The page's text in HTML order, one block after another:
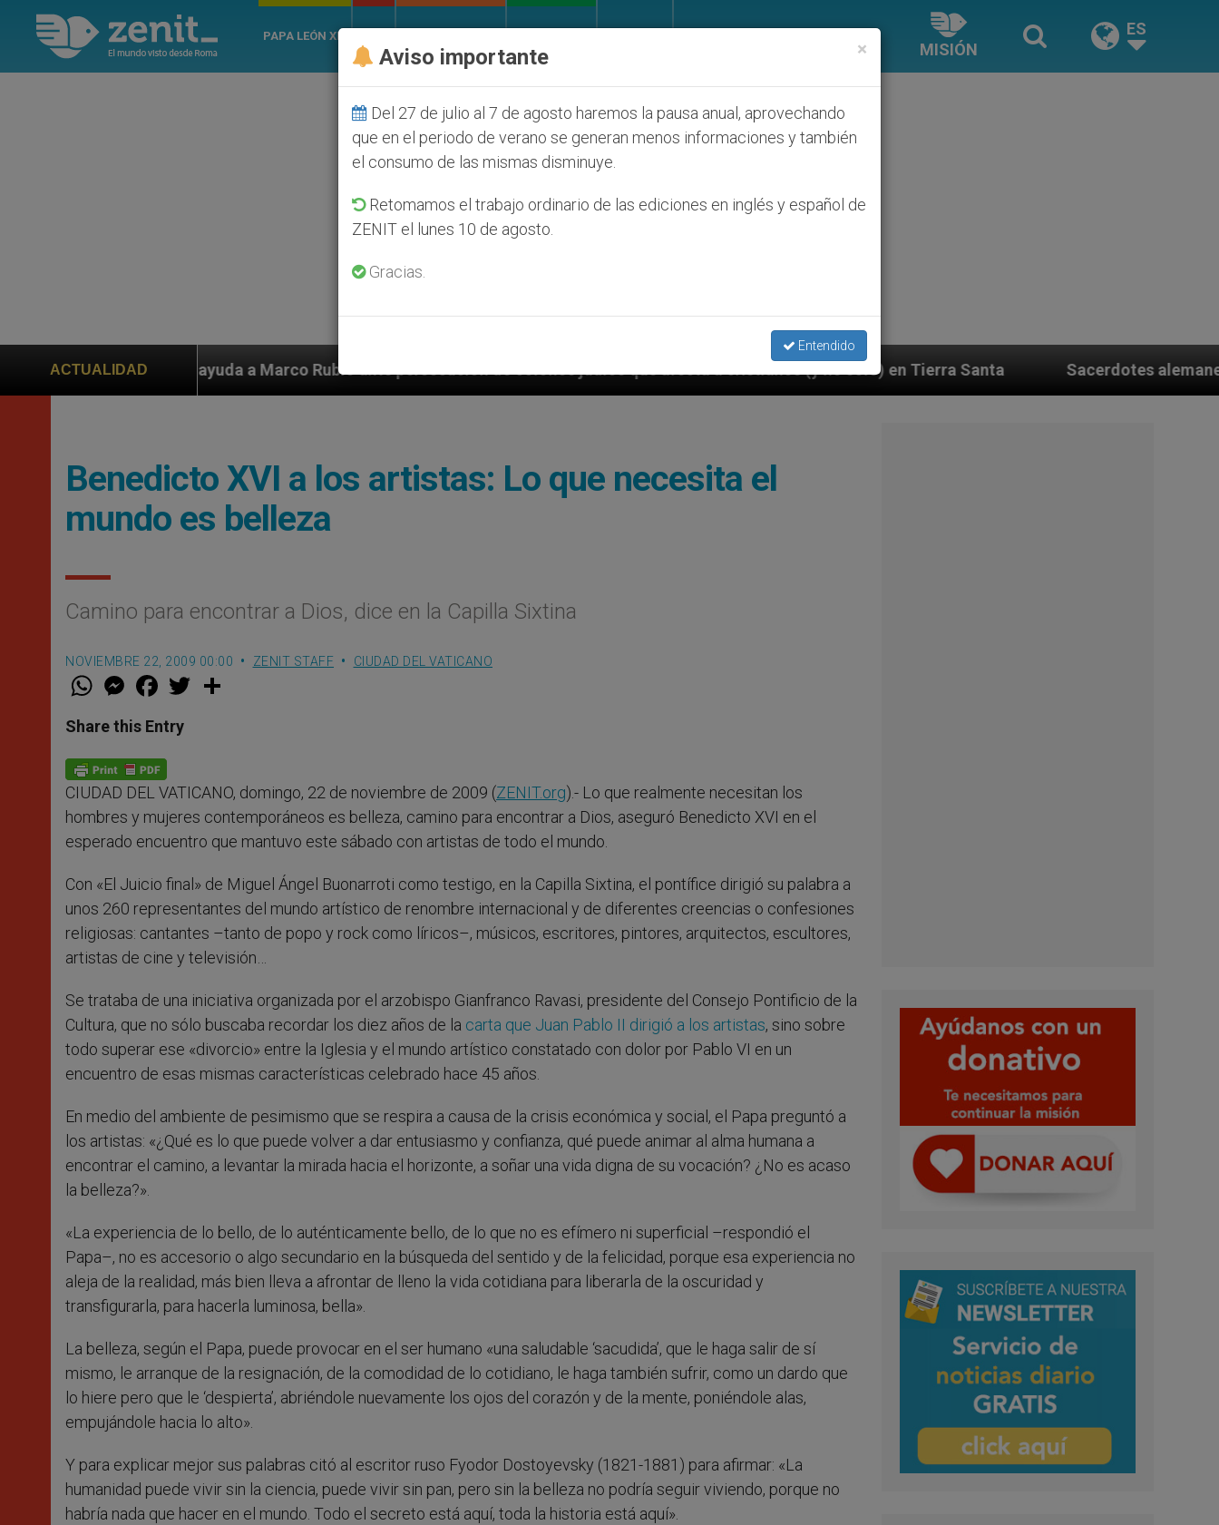
PAPA LEÓN XIV
MISIÓN
ES
ACTUALIDAD
ayuda a Marco Rubio ante persecución de colonos judíos que afecta a cristianos (y no sólo) en Tierra Santa Sacerdotes alemanes fieles al Papa
Benedicto XVI a los artistas: Lo que necesita el
mundo es belleza
Camino para encontrar a Dios, dice en la Capilla Sixtina
NOVIEMBRE 22, 2009 00:00 ZENIT STAFF CIUDAD DEL VATICANO
W
t
s
p
p
M
e
s
e
g
e
r
F
a
e
b
o
k
w
Share this Entry
CIUDAD DEL VATICANO, domingo, 22 de noviembre de 2009 (ZENIT.org).- Lo que realmente necesitan los
hombres y mujeres contemporáneos es belleza, camino para encontrar a Dios, aseguró Benedicto XVI en el
esperado encuentro que mantuvo este sábado con artistas de todo el mundo.
Con «El Juicio final» de Miguel Ángel Buonarroti como testigo, en la Capilla Sixtina, el pontífice dirigió su palabra a
unos 260 representantes del mundo artístico de renombre internacional y de diferentes creencias o confesiones
religiosas: cantantes –tanto de popo y rock como líricos–, músicos, escritores, pintores, arquitectos, escultores,
artistas de cine y televisión…
Se trataba de una iniciativa organizada por el arzobispo Gianfranco Ravasi, presidente del Consejo Pontificio de la
Cultura, que no sólo buscaba recordar los diez años de la carta que Juan Pablo II dirigió a los artistas, sino sobre
todo superar ese «divorcio» entre la Iglesia y el mundo artístico constatado con dolor por Pablo VI en un
encuentro de esas mismas características celebrado hace 45 años.
En medio del ambiente de pesimismo que se respira a causa de la crisis económica y social, el Papa preguntó a
los artistas: «¿Qué es lo que puede volver a dar entusiasmo y confianza, qué puede animar al alma humana a
encontrar el camino, a levantar la mirada hacia el horizonte, a soñar una vida digna de su vocación? ¿No es acaso
la belleza?».
«La experiencia de lo bello, de lo auténticamente bello, de lo que no es efímero ni superficial –respondió el
Papa–, no es accesorio o algo secundario en la búsqueda del sentido y de la felicidad, porque esa experiencia no
aleja de la realidad, más bien lleva a afrontar de lleno la vida cotidiana para liberarla de la oscuridad y
transfigurarla, para hacerla luminosa, bella».
La belleza, según el Papa, puede provocar en el ser humano «una saludable ‘sacudida’, que le haga salir de sí
mismo, le arranque de la resignación, de la comodidad de lo cotidiano, le haga también sufrir, como un dardo que
lo hiere pero que le ‘despierta’, abriéndole nuevamente los ojos del corazón y de la mente, poniéndole alas,
empujándole hacia lo alto».
Y para explicar mejor sus palabras citó al escritor ruso Fyodor Dostoyevsky (1821-1881) para afirmar: «La
humanidad puede vivir sin la ciencia, puede vivir sin pan, pero sin la belleza no podría seguir viviendo, porque no
habría nada que hacer en el mundo. Todo el secreto está aquí, toda la historia está aquí».
×
Aviso importante
Del 27 de julio al 7 de agosto haremos la pausa anual, aprovechando
que en el periodo de verano se generan menos informaciones y también
el consumo de las mismas disminuye.
Retomamos el trabajo ordinario de las ediciones en inglés y español de
ZENIT el lunes 10 de agosto.
Gracias.
Entendido